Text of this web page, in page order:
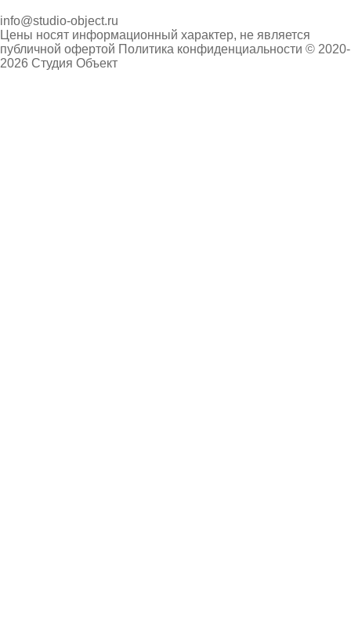
info@studio-object.ru
Цены носят информационный характер, не является
публичной офертой Политика конфиденциальности © 2020-
2026 Студия Объект